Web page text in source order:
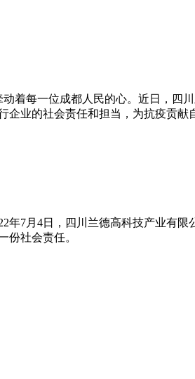
着每一位成都人民的心。近日，四
业的社会责任和担当，为抗疫贡献
7月4日，四川兰德高科技产业有
份社会责任。